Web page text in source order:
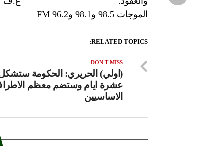
الموجات 98.5 و98.1 و96.2 FM
RELATED TOPICS:
DON'T MISS
(اولي) الحريري: الحكومة
عشرة ايام وستضم معظم
الاساسيين